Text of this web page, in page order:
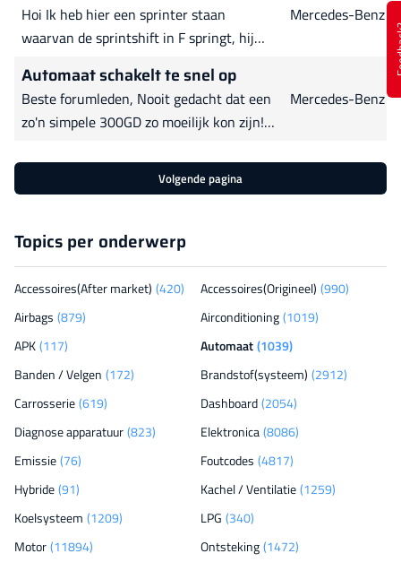
auto kwam niet van
TCU laten reviceren (actronics). Krijg de
versnellingen ingeleerd soms
gesyncroniceerd maar kan dan de
achteruit niet inschakelen. Uitgelezen
met Launch Foutcodes P19FC
Hoi Ik heb hier een sprinter staan
waarvan de sprintshift in F springt, hij
kooppelings positiesensor
onderbreking/massa/pluskortsluiting.
deze sensor is al twee maal vervangen
vliegwiel. de hydrauliekpomp is
vervangen , pomprelais is vervangen, het
van de sprintshift
Mercedes-Benz
Automaat schakelt te snel op
Beste forumleden, Nooit gedacht dat een
zo'n simpele 300GD zo moeilijk kon zijn!
maar veel te snel op waardoor de 0-60
tijd 23 seconden bedraagt terwijl het
kickdown actuator klikt maar de bak
schakelt niet terug. Vloeistofpeil is goed,
de auto heeft
Mercedes-Benz
Volgende pagina
Topics per onderwerp
Accessoires(After market) (420) Accessoires(Origineel) (990)
Airbags (879) Airconditioning(1019)
APK(117) Automaat(1039)
Banden / Velgen (172) Brandstof(systeem) (2912)
Carrosserie(619) Dashboard(2054)
Diagnose apparatuur(823) Elektronica(8086)
Emissie(76) Foutcodes (4817)
Hybride(91) Kachel / Ventilatie(1259)
Koelsysteem (1209) LPG (340)
Motor(11894) Ontsteking(1472)